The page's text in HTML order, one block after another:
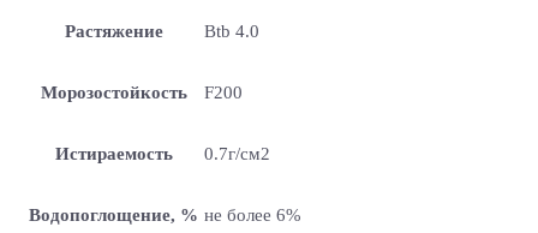
Растяжение Btb 4.0
Морозостойкость F200
Истираемость 0.7г/см2
Водопоглощение, % не более 6%